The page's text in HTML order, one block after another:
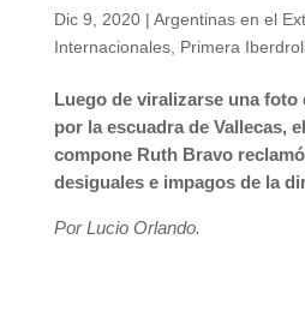
Dic 9, 2020| Argentinas en el
Internacionales, Primera
Luego de viralizarse una foto
por la escuadra de Vallecas,
compone Ruth Bravo
desiguales e impagos de la
Por Lucio Orlando.